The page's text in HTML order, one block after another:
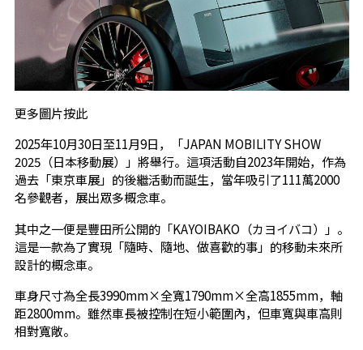
更多圖片按此
2025年10月30日至11月9日，「JAPAN MOBILITY SHOW
2025（日本移動展）」將舉行。這項活動自2023年開始，作為
過去「東京車展」的後繼活動而誕生，當年吸引了111萬2000
名參觀者，展出眾多概念車。
其中之一便是豐田所公開的「KAYOIBAKO（カヨイバコ）」。
這是一款為了實現「隨時、隨地、做喜歡的事」的移動未來所
設計的概念車。
車身尺寸為全長3990mm×全寬1790mm×全高1855mm，軸
距2800mm。雖然車長被控制在短小範圍內，但車寬與車高則
相對寬敞。